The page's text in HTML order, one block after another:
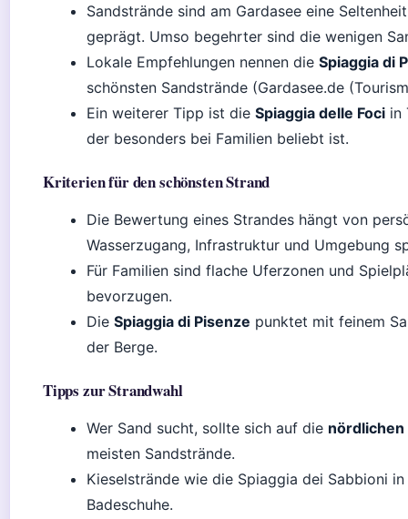
Sandstrände sind am Gardasee eine
geprägt. Umso begehrter sind die wenigen
Lokale Empfehlungen nennen die Spiaggia di
schönsten Sandstrände (Gardasee.de
Ein weiterer Tipp ist die Spiaggia delle Foci in
der besonders bei Familien beliebt ist.
Kriterien für den schönsten Strand
Die Bewertung eines Strandes hängt von
Wasserzugang, Infrastruktur und Umgebung
Für Familien sind flache Uferzonen und
bevorzugen.
Die Spiaggia di Pisenze punktet mit feinem
der Berge.
Tipps zur Strandwahl
Wer Sand sucht, sollte sich auf die nördlichen
meisten Sandstrände.
Kieselstrände wie die Spiaggia dei Sabbioni
Badeschuhe.